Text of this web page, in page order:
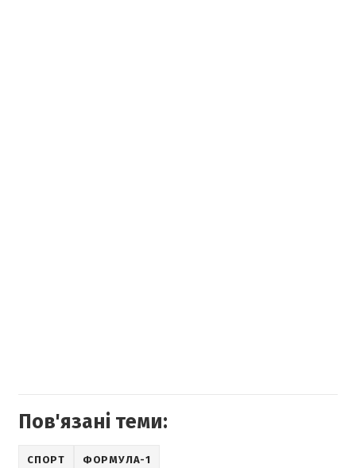
Пов'язані теми:
СПОРТ ФОРМУЛА-1